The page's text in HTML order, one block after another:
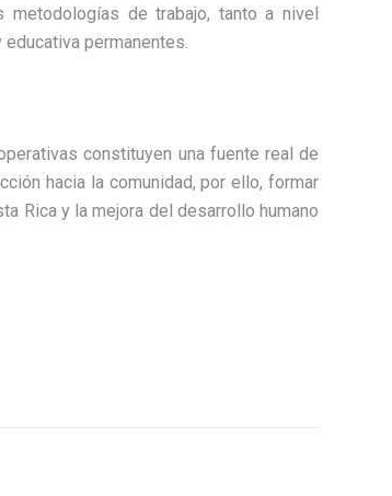
metodologías de trabajo, tanto a nivel
permanentes.
constituyen una fuente real de
hacia la comunidad, por ello, formar
Rica y la mejora del desarrollo humano